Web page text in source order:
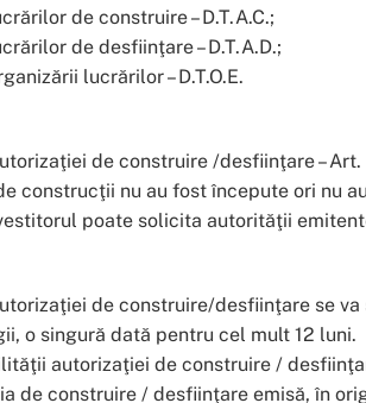
de construire – D.T.A.C.;
de desfiinţare – D.T.A.D.;
lucrărilor – D.T.O.E.
de construire /desfiinţare –
construcţii nu au fost începute ori nu
poate solicita autorităţii
de construire/desfiinţare se
o singură dată pentru cel mult 12 luni.
autorizaţiei de construire /
de construire / desfiinţare emisă, în